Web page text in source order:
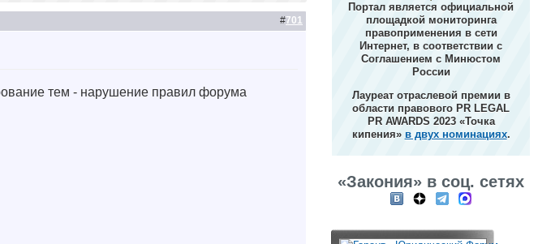
#701
тем - нарушение правил форума
Портал является официальной
площадкой мониторинга
правоприменения в сети
Интернет, в соответствии с
Соглашением с Минюстом
России
Лауреат отраслевой премии в
области правового PR LEGAL
PR AWARDS 2023 «Точка
кипения» в двух номинациях.
«Закония» в соц. сетях